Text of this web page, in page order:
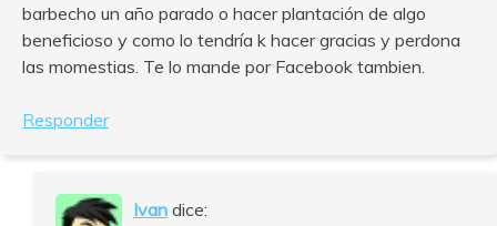
barbecho un año parado o hacer plantación de algo
beneficioso y como lo tendría k hacer gracias y perdona
las momestias. Te lo mande por Facebook tambien.
Responder
Ivan dice: